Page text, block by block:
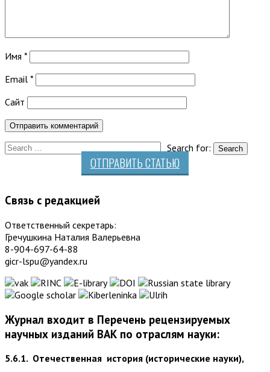
Имя *
Email *
Сайт
Search for:
ОТПРАВИТЬ СТАТЬЮ
Связь с редакцией
Ответственный секретарь:
Гречушкина Наталия Валерьевна
8-904-697-64-88
gicr-lspu@yandex.ru
Журнал входит в Перечень рецензируемых
научных изданий ВАК по отраслям науки:
5.6.1. Отечественная история (исторические науки),